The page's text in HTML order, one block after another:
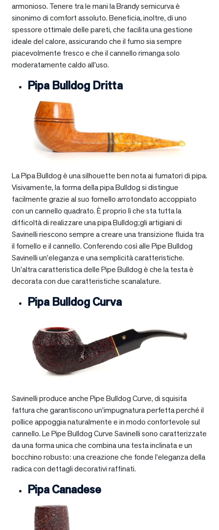
armonioso. Tenere tra le mani la Brandy semicurva è
sinonimo di comfort assoluto. Beneficia, inoltre, di uno
spessore ottimale delle pareti, che facilita una gestione
ideale del calore, assicurando che il fumo sia sempre
piacevolmente fresco e che il cannello rimanga solo
moderatamente caldo all’uso.
Pipa Bulldog Dritta
La Pipa Bulldog è una silhouette ben nota ai fumatori di pipa.
Visivamente, la forma della pipa Bulldog si distingue
facilmente grazie al suo fornello arrotondato accoppiato
con un cannello quadrato. È proprio lì che sta tutta la
difficoltà di realizzare una pipa Bulldog;gli artigiani di
Savinelli riescono sempre a creare una transizione fluida tra
il fornello e il cannello. Conferendo così alle Pipe Bulldog
Savinelli un’eleganza e una semplicità caratteristiche.
Un’altra caratteristica delle Pipe Bulldog è che la testa è
decorata con due caratteristiche scanalature.
Pipa Bulldog Curva
Savinelli produce anche Pipe Bulldog Curve, di squisita
fattura che garantiscono un’impugnatura perfetta perché il
pollice appoggia naturalmente e in modo confortevole sul
cannello. Le Pipe Bulldog Curve Savinelli sono caratterizzate
da una forma unica che combina una testa inclinata e un
bocchino robusto: una creazione che fonde l’eleganza della
radica con dettagli decorativi raffinati.
Pipa Canadese